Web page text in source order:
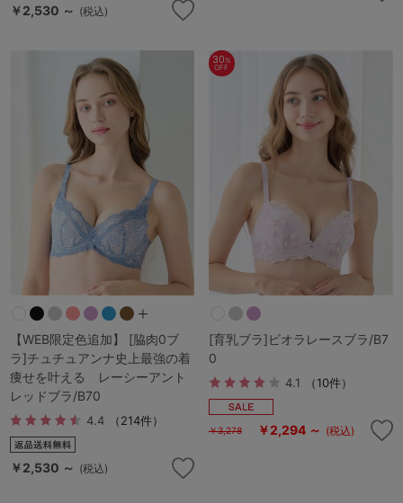
￥2,530 ～ (税込)
【WEB限定色追加】 [脇肉0ブ
ラ]チュチュアンナ史上最強の着
痩せを叶える レーシーアント
レッドブラ/B70
4.4 （214件）
￥2,530 ～ (税込)
30%
OFF
[育乳ブラ]ビオラレースブラ/B7
0
4.1 （10件）
￥3,278 ￥2,294 ～ (税込)